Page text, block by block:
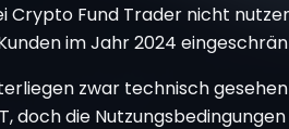
Crypto Fund Trader nicht
im Jahr 2024
zwar technisch gesehen
doch die Nutzungsbedingungen